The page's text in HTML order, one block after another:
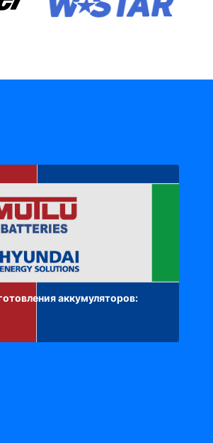
аккумуляторов: